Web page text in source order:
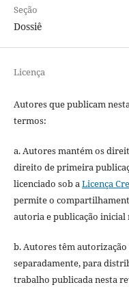
Seção
Dossiê
Licença
Autores que publicam
termos:
a. Autores mantém os
direito de primeira
licenciado sob aLicença
permite o
autoria e publicação inicial
b. Autores têm
separadamente, para
trabalho publicada nesta